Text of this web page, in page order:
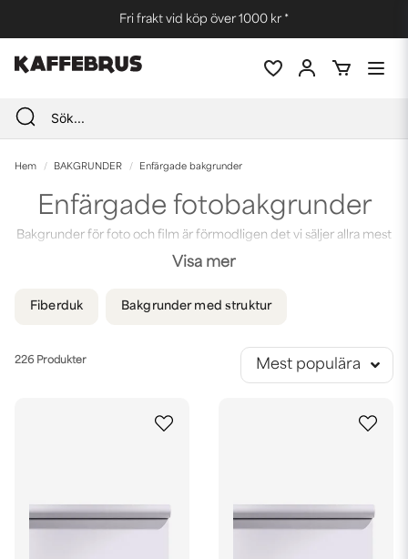
Fri frakt vid köp över 1000 kr *
Hem BAKGRUNDER Enfärgade bakgrunder
Enfärgade fotobakgrunder
Bakgrunder för foto och film är förmodligen det vi säljer allra mest
av på Kaffebrus! Vi har ett generöst utbud av pappersbakgrunder
i olika färger och storlekar; vinylbakgrunder, bakgrunder i PVC,
Bakgrund i PVC
ovanifrån i s.k. Flatlay. Vi har just nu ett stort utbud av riktigt snygga
Back drop foto - i tyg eller med
struktur
Visa mer
Fiberduk Bakgrunder med struktur
226 Produkter Mest populära